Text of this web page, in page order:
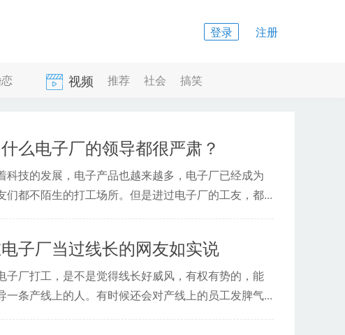
登录 注册
视频 推荐 社会 搞笑
么电子厂的领导都很严肃？
科技的发展，电子产品也越来越多，电子厂已经成为
们都不陌生的打工场所。但是进过电子厂的工友，都...
子厂当过线长的网友如实说
子厂打工，是不是觉得线长好威风，有权有势的，能
一条产线上的人。有时候还会对产线上的员工发脾气...